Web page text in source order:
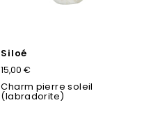
Siloé
15,00 €
Charm pierre soleil
(labradorite)